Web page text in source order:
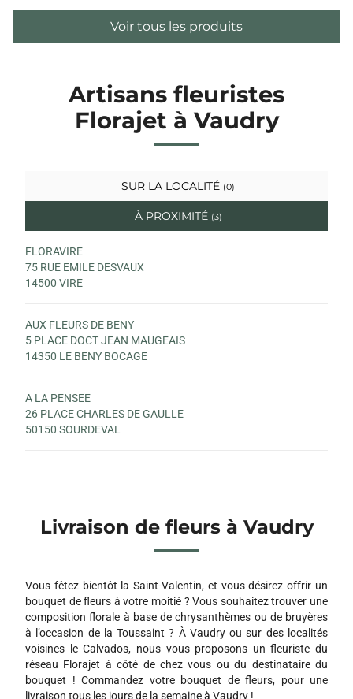
Voir tous les produits
Artisans fleuristes
Florajet à Vaudry
SUR LA LOCALITÉ (0)
À PROXIMITÉ (3)
FLORAVIRE
75 RUE EMILE DESVAUX
14500 VIRE
AUX FLEURS DE BENY
5 PLACE DOCT JEAN MAUGEAIS
14350 LE BENY BOCAGE
A LA PENSEE
26 PLACE CHARLES DE GAULLE
50150 SOURDEVAL
Livraison de fleurs à Vaudry
Vous fêtez bientôt la Saint-Valentin, et vous désirez offrir un
bouquet de fleurs à votre moitié ? Vous souhaitez trouver une
composition florale à base de chrysanthèmes ou de bruyères
à l’occasion de la Toussaint ? À Vaudry ou sur des localités
voisines le Calvados, nous vous proposons un fleuriste du
réseau Florajet à côté de chez vous ou du destinataire du
bouquet ! Commandez votre bouquet de fleurs, pour une
livraison tous les jours de la semaine à Vaudry !